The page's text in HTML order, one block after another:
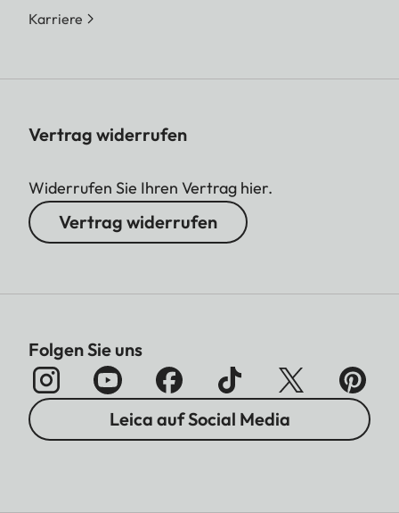
Karriere
Vertrag widerrufen
Widerrufen Sie Ihren Vertrag hier.
Vertrag widerrufen
Folgen Sie uns
Leica auf Social Media